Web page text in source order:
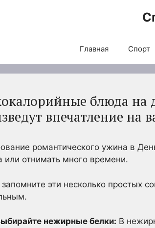
Главная Спорт
блюда на
впечатление на
романтического ужина в
или отнимать много времени.
эти несколько простых
нежирные белки: В